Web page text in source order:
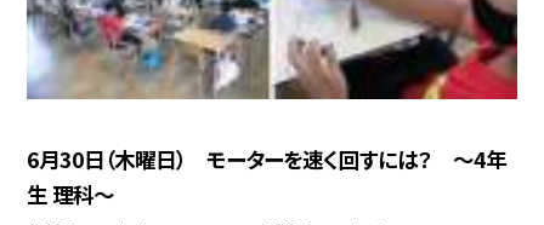
6月30日（木曜日） モーターを速く回すには？ 〜4年
生 理科〜